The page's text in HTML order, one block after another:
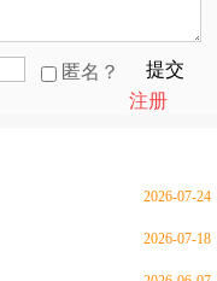
匿名？
提交
注册
2026-07-24
2026-07-18